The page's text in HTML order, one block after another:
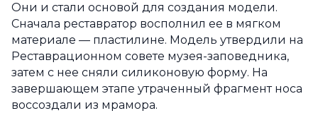
Они и стали основой для создания модели.
Сначала реставратор восполнил ее в мягком
материале — пластилине. Модель утвердили на
Реставрационном совете музея-заповедника,
затем с нее сняли силиконовую форму. На
завершающем этапе утраченный фрагмент носа
воссоздали из мрамора.